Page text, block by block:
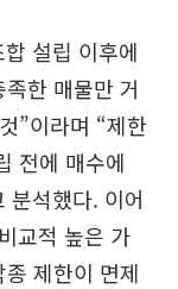
설립 이후에
한 매물만 거
”이라며 “제한
전에 매수에
분석했다. 이어
교적 높은 가
제한이 면제